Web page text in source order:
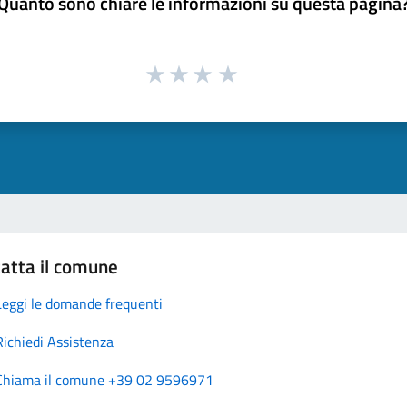
il comune
le domande frequenti
Assistenza
il comune +39 02 9596971